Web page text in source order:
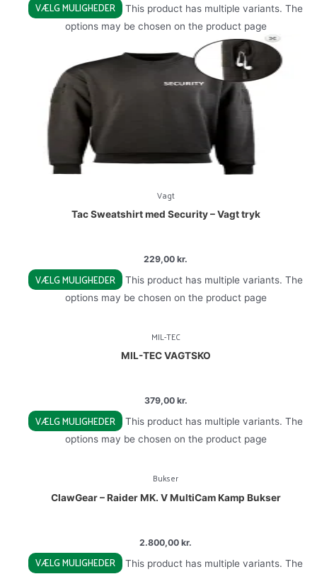
VÆLG MULIGHEDER
This product has multiple variants. The
options may be chosen on the product page
Vagt
Tac Sweatshirt med Security – Vagt tryk
229,00 kr.
VÆLG MULIGHEDER
This product has multiple variants. The
options may be chosen on the product page
MIL-TEC
MIL-TEC VAGTSKO
379,00 kr.
VÆLG MULIGHEDER
This product has multiple variants. The
options may be chosen on the product page
Bukser
ClawGear – Raider MK. V MultiCam Kamp Bukser
2.800,00 kr.
VÆLG MULIGHEDER
This product has multiple variants. The